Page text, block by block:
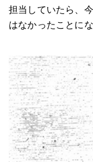
担当していたら、
はなかったことにな